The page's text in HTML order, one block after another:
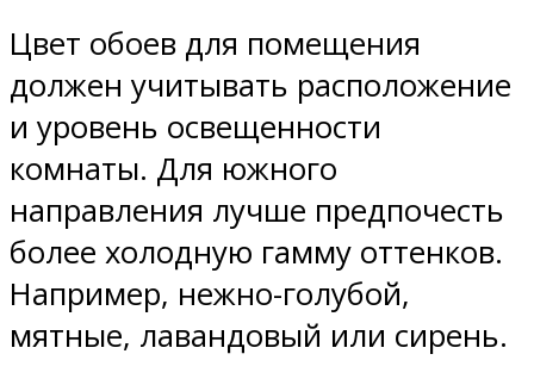
Цвет обоев для помещения
должен учитывать расположение
и уровень освещенности
комнаты. Для южного
направления лучше предпочесть
более холодную гамму оттенков.
Например, нежно-голубой,
мятные, лавандовый или сирень.